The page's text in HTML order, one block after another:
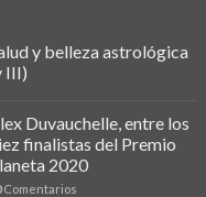
y belleza astrológica
III)
Duvauchelle, entre los
finalistas del Premio
2020
Comentarios